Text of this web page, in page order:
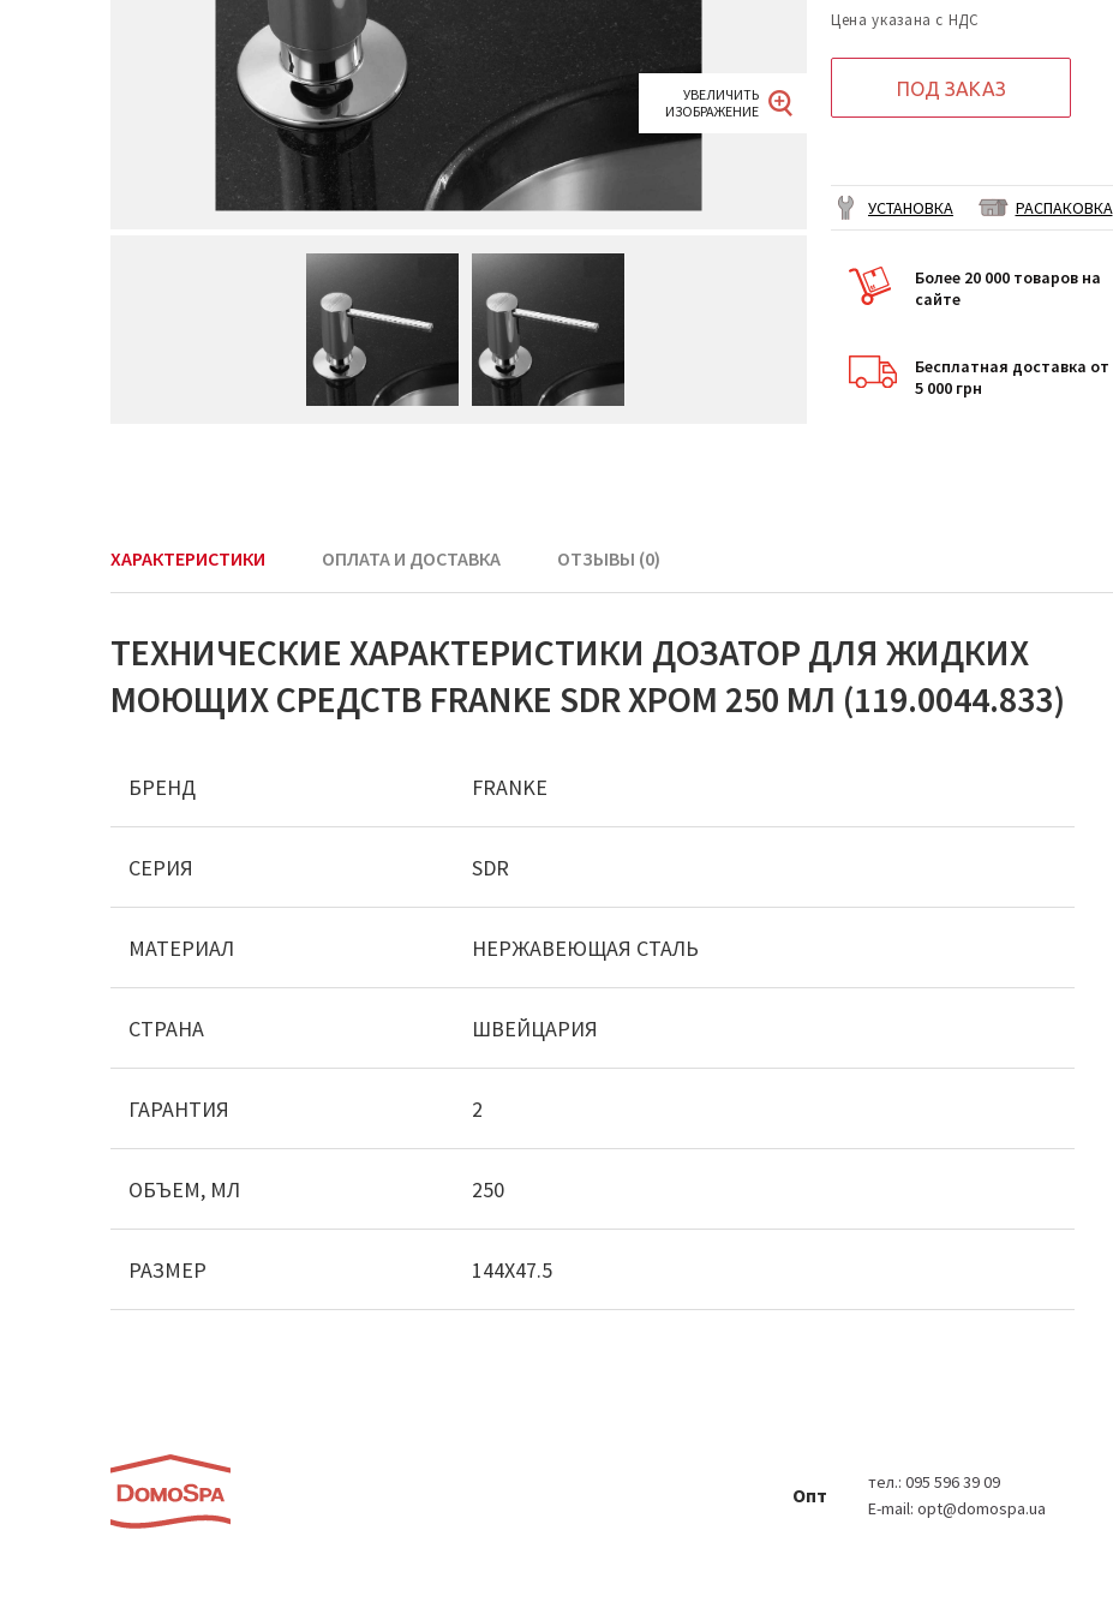
Цена указана с НДС
ПОД ЗАКАЗ
УСТАНОВКА РАСПАКОВКА
Более 20 000 товаров на
сайте
Бесплатная доставка от
5 000 грн
ХАРАКТЕРИСТИКИ ОПЛАТА И ДОСТАВКА ОТЗЫВЫ (0)
ТЕХНИЧЕСКИЕ ХАРАКТЕРИСТИКИ ДОЗАТОР ДЛЯ ЖИДКИХ
МОЮЩИХ СРЕДСТВ FRANKE SDR ХРОМ 250 МЛ (119.0044.833)
БРЕНД FRANKE
СЕРИЯ SDR
МАТЕРИАЛ НЕРЖАВЕЮЩАЯ СТАЛЬ
СТРАНА ШВЕЙЦАРИЯ
ГАРАНТИЯ 2
ОБЪЕМ, МЛ 250
РАЗМЕР 144Х47.5
Опт
тел.: 095 596 39 09
E-mail: opt@domospa.ua